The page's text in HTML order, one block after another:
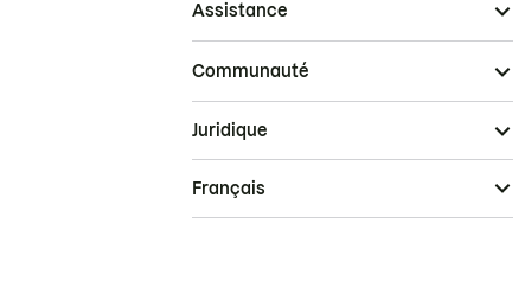
Assistance
Communauté
Juridique
Français